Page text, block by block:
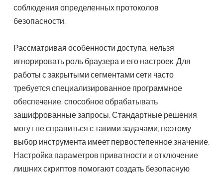
соблюдения определенных протоколов
безопасности.
Рассматривая особенности доступа, нельзя
игнорировать роль браузера и его настроек. Для
работы с закрытыми сегментами сети часто
требуется специализированное программное
обеспечение, способное обрабатывать
зашифрованные запросы. Стандартные решения
могут не справиться с такими задачами, поэтому
выбор инструмента имеет первостепенное значение.
Настройка параметров приватности и отключение
лишних скриптов помогают создать безопасную